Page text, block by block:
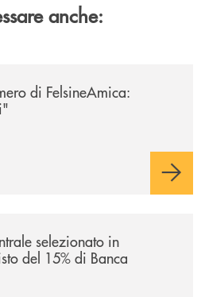
anche:
di FelsineAmica:
selezionato in
del 15% di Banca